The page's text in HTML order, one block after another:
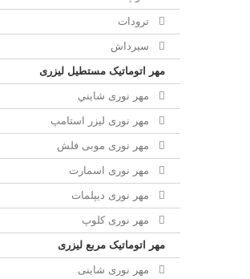
ترودات
سیرداش
مهر اتوماتیک مستطیل لیزری
مهر نوری شايني
مهر نوری لیزر استامپ
مهر نوری موبی فلش
مهر نوری اسمارت
مهر نوری ديپلمات
مهر نوری کلوپ
مهر اتوماتیک مربع لیزری
مهر نوری شاینی